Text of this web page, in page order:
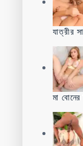
যাত্রীর
মা